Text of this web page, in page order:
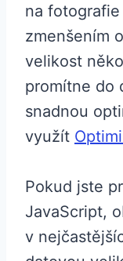
na
zmenšením
velikost
promítne do
snadnou
využít
Pokud jste
JavaScript,
v